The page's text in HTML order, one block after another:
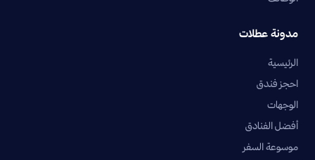
مدونة عطلات
الرئيسية
احجز فندق
الوجهات
أفضل الفنادق
موسوعة السفر